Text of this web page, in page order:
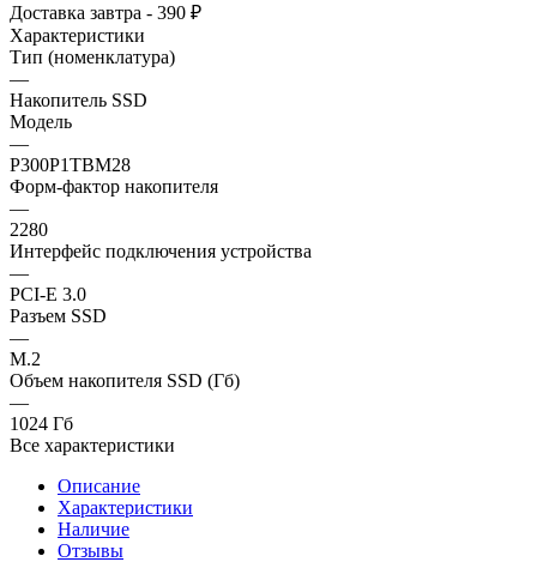
Доставка завтра - 390 ₽
Характеристики
Тип (номенклатура)
—
Накопитель SSD
Модель
—
P300P1TBM28
Форм-фактор накопителя
—
2280
Интерфейс подключения устройства
—
PCI-E 3.0
Разъем SSD
—
M.2
Объем накопителя SSD (Гб)
—
1024 Гб
Все характеристики
Описание
Характеристики
Наличие
Отзывы